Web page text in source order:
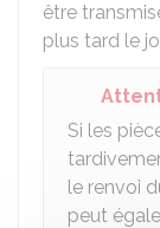
être
plus tard le
Si les
le renvoi
peut